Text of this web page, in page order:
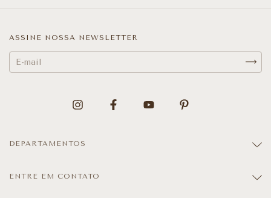
ASSINE NOSSA NEWSLETTER
DEPARTAMENTOS
ENTRE EM CONTATO